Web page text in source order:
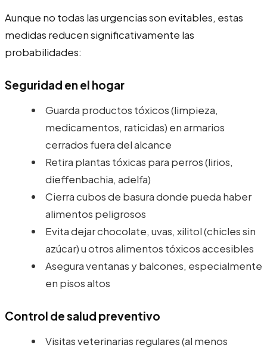
Aunque no todas las urgencias son evitables, estas
medidas reducen significativamente las
probabilidades:
Seguridad en el hogar
Guarda productos tóxicos (limpieza,
medicamentos, raticidas) en armarios
cerrados fuera del alcance
Retira plantas tóxicas para perros (lirios,
dieffenbachia, adelfa)
Cierra cubos de basura donde pueda haber
alimentos peligrosos
Evita dejar chocolate, uvas, xilitol (chicles sin
azúcar) u otros alimentos tóxicos accesibles
Asegura ventanas y balcones, especialmente
en pisos altos
Control de salud preventivo
Visitas veterinarias regulares (al menos